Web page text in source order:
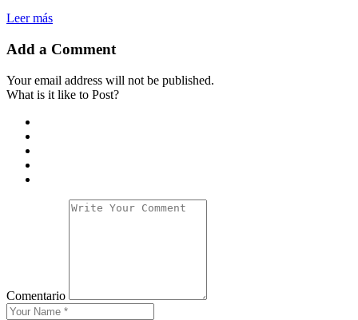
Leer más
Add a Comment
Your email address will not be published.
What is it like to Post?
Comentario